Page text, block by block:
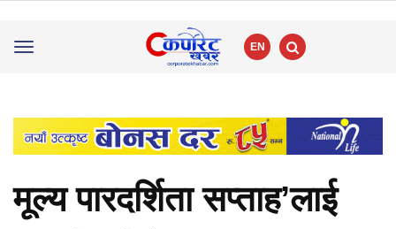
Toggle
EN
मूल्य पारदर्शिता सप्ताह’लाई